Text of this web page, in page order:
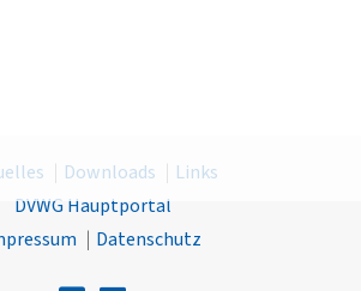
Downloads
Links
DVWG Hauptportal
Datenschutz